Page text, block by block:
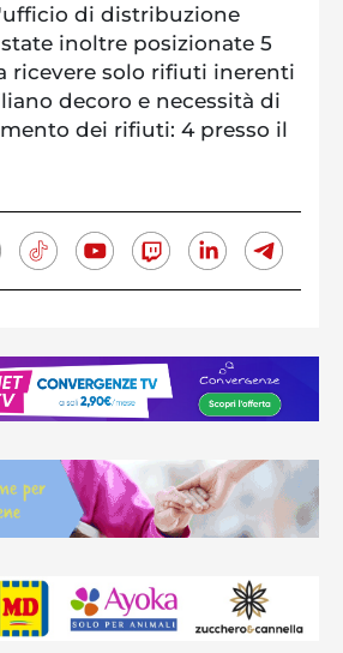
di distribuzione
inoltre posizionate 5
ricevere solo rifiuti inerenti
decoro e necessità di
dei rifiuti: 4 presso il